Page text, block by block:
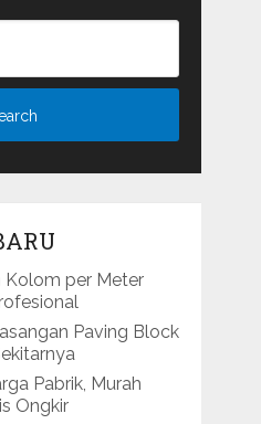
Kolom per Meter
Paving Block
Pabrik, Murah
Ongkir